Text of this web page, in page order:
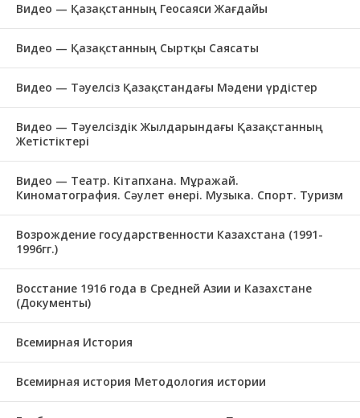
Видео — Қазақстанның Геосаяси Жағдайы
Видео — Қазақстанның Сыртқы Саясаты
Видео — Тәуелсіз Қазақстандағы Мәдени үрдістер
Видео — Тәуелсіздік Жылдарындағы Қазақстанның
Жетістіктері
Видео — Театр. Кітапхана. Мұражай.
Киноматография. Сәулет өнері. Музыка. Спорт. Туризм
Возрождение государственности Казахстана (1991-
1996гг.)
Восстание 1916 года в Средней Азии и Казахстане
(Документы)
Всемирная История
Всемирная история Методология истории